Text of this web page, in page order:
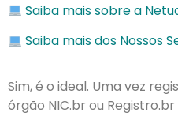
Saiba mais sobre a
Saiba mais dos Nossos
Sim, é o ideal. Uma vez
órgão NIC.br ou Registro.br